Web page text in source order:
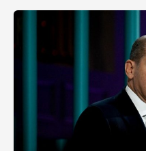
Зеленски. Той...